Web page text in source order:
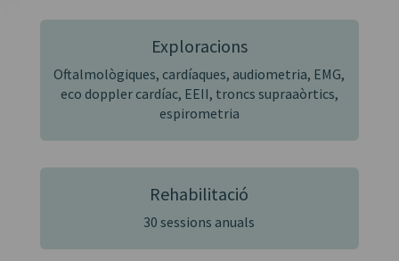
Exploracions
Oftalmològiques, cardíaques, audiometria, EMG,
eco doppler cardíac, EEII, troncs supraaòrtics,
espirometria
Rehabilitació
30 sessions anuals